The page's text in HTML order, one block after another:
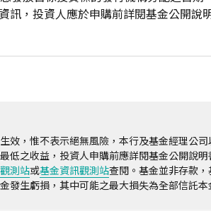
訊，投資人應於申購前詳閱基金公開
效，惟不表示絕無風險，本行及基金經理公
低之收益，投資人申購前應詳閱基金公開說
測站或基金資訊觀測站查閱。基金並非存款
發生虧損，其中可能之最大損失為全部信託